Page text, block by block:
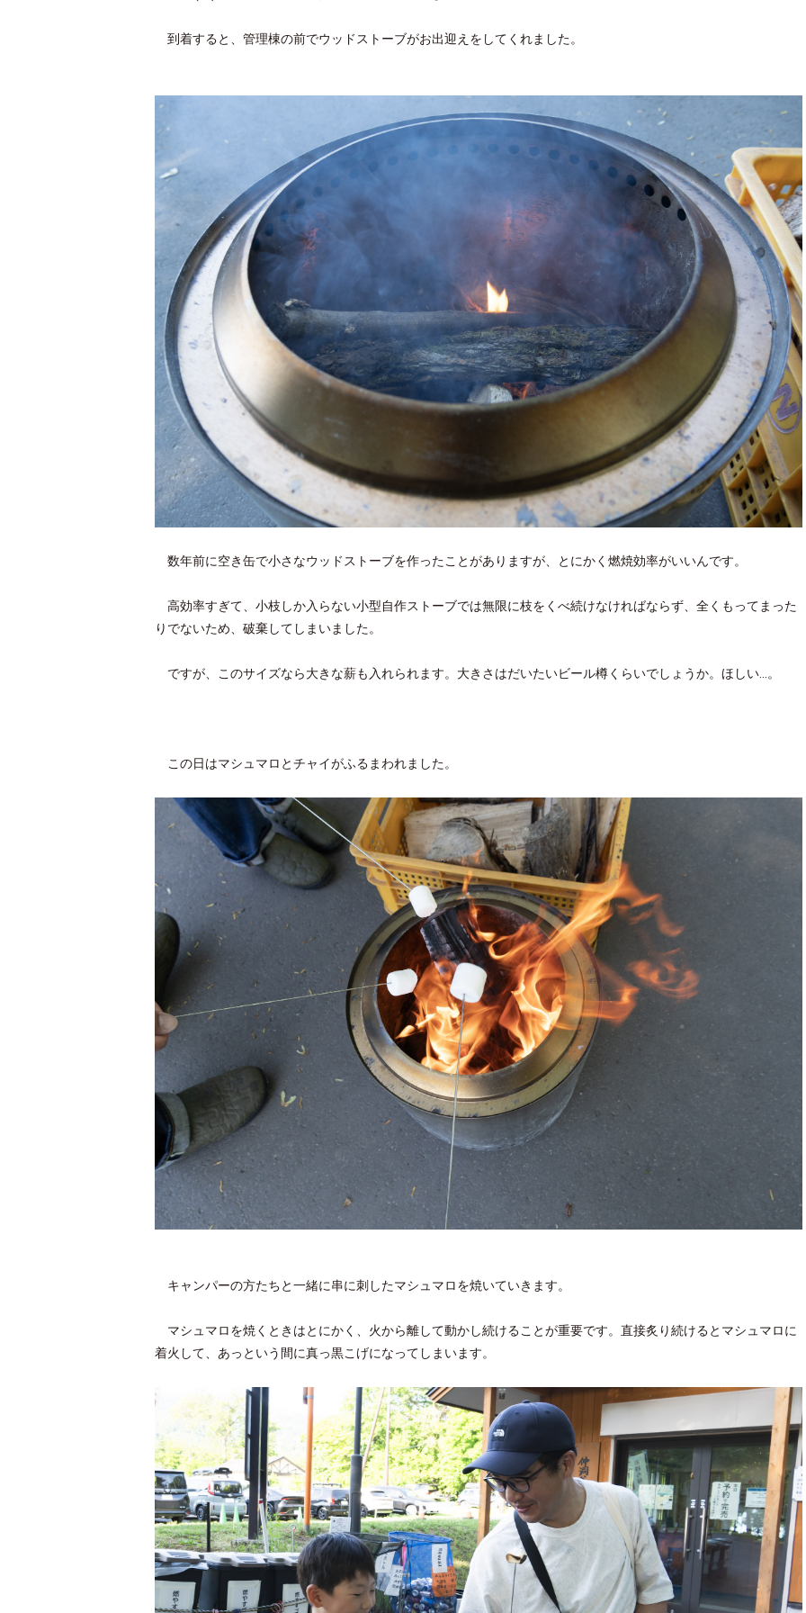
到着すると、管理棟の前でウッドストーブがお出迎えをしてくれました。
数年前に空き缶で小さなウッドストーブを作ったことがありますが、とにかく燃焼効率がいいんです。
高効率すぎて、小枝しか入らない小型自作ストーブでは無限に枝をくべ続けなければならず、全くもってまった
りでないため、破棄してしまいました。
ですが、このサイズなら大きな薪も入れられます。大きさはだいたいビール樽くらいでしょうか。ほしい...。
この日はマシュマロとチャイがふるまわれました。
キャンパーの方たちと一緒に串に刺したマシュマロを焼いていきます。
マシュマロを焼くときはとにかく、火から離して動かし続けることが重要です。直接炙り続けるとマシュマロに
着火して、あっという間に真っ黒こげになってしまいます。